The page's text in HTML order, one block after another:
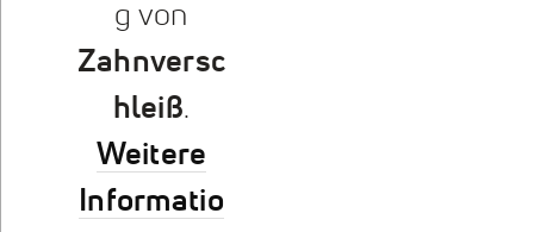
g von
Zahnversc
hleiß.
Weitere
Informatio